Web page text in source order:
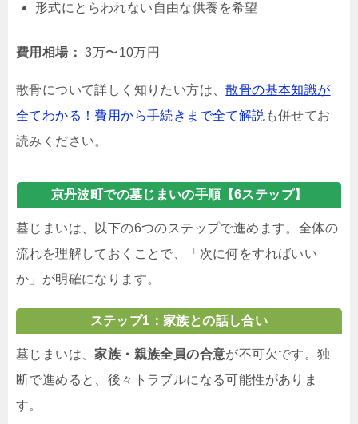
形式にとらわれない自由な供養を希望
費用相場： 3万〜10万円
散骨について詳しく知りたい方は、散骨の基本知識が
全てわかる！費用から手続きまで全て解説 も併せてお
読みください。
京丹波町での墓じまいの手順【6ステップ】
墓じまいは、以下の6つのステップで進めます。全体の
流れを理解しておくことで、「次に何をすればいい
か」が明確になります。
ステップ1：家族との話し合い
墓じまいは、 家族・親族全員の合意が不可欠です。独
断で進めると、後々トラブルになる可能性がありま
す。